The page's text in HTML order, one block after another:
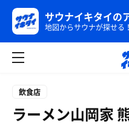
サウナイキタイの
地図からサウナが探せる！
飲食店
ラーメン山岡家